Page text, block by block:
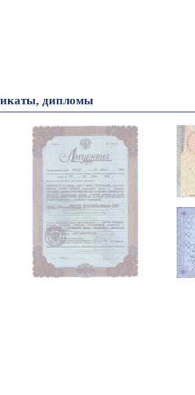
дипломы